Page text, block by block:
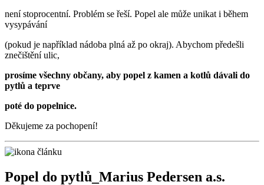
není stoprocentní. Problém se řeší. Popel ale může unikat i během
vysypávání
(pokud je například nádoba plná až po okraj). Abychom předešli
znečištění ulic,
prosíme všechny občany, aby popel z kamen a kotlů dávali do
pytlů a teprve
poté do popelnice.
Děkujeme za pochopení!
Popel do pytlů_Marius Pedersen a.s.